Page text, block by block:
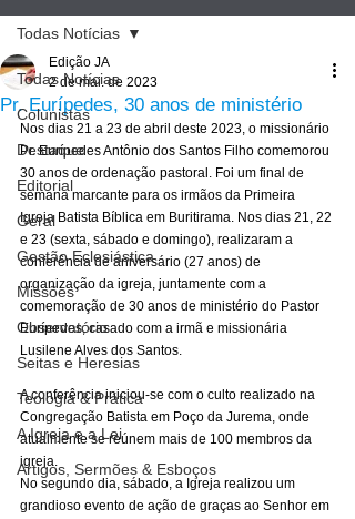
Todas Notícias
Colunistas
Destaque
Editorial
Geral
Gestão Eclesiástica
Missões
Observatório
Seitas e Heresias
Teologia & Prática
A Igreja e a Lei
Artigos, Sermões & Esboços
Todas Notícias
Pr. Eurípedes, 30 anos de ministério
Edição JA
2 de mai. de 2023
Nos dias 21 a 23 de abril deste 2023, o missionário
Pr. Eurípedes Antônio dos Santos Filho comemorou
30 anos de ordenação pastoral. Foi um final de
semana marcante para os irmãos da Primeira
Igreja Batista Bíblica em Buritirama. Nos dias 21, 22
e 23 (sexta, sábado e domingo), realizaram a
conferência de aniversário (27 anos) de
organização da igreja, juntamente com a
comemoração de 30 anos de ministério do Pastor
Eurípedes, casado com a irmã e missionária
Lusilene Alves dos Santos.
A conferência iniciou-se com o culto realizado na
Congregação Batista em Poço da Jurema, onde
atualmente se reúnem mais de 100 membros da
igreja.
No segundo dia, sábado, a Igreja realizou um
grandioso evento de ação de graças ao Senhor em